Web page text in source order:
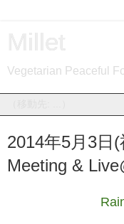
Vegetarian Peaceful
2014年5月3
Meeting &